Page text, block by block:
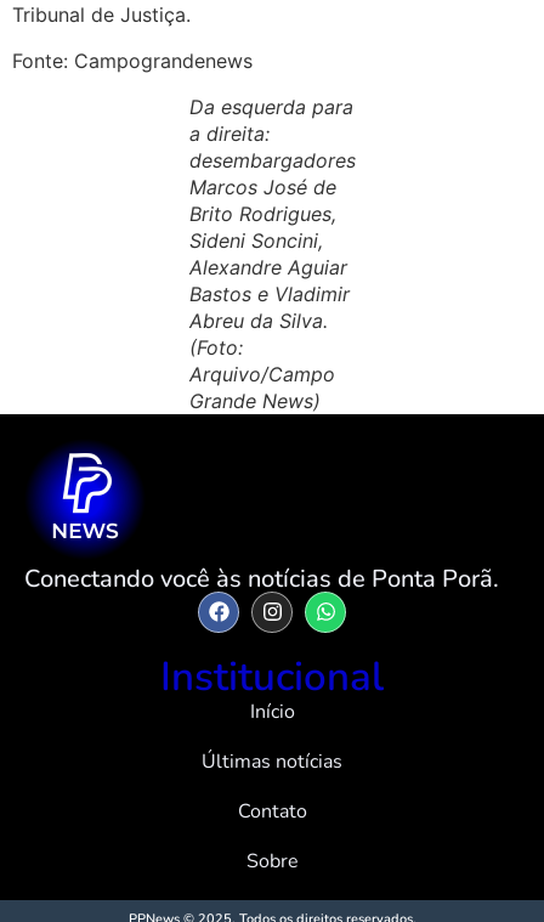
Tribunal de Justiça.
Fonte: Campograndenews
Da esquerda para
a direita:
desembargadores
Marcos José de
Brito Rodrigues,
Sideni Soncini,
Alexandre Aguiar
Bastos e Vladimir
Abreu da Silva.
(Foto:
Arquivo/Campo
Grande News)
Conectando você às notícias de Ponta Porã.
Institucional
Início
Últimas notícias
Contato
Sobre